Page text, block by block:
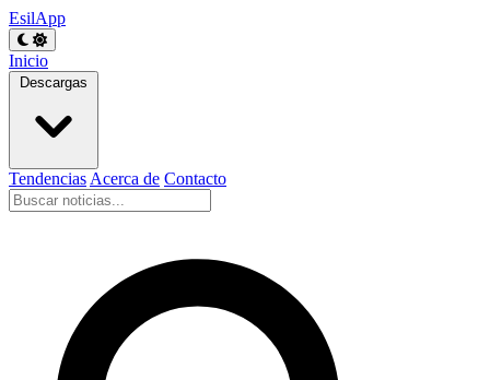
EsilApp
Inicio
Descargas
Tendencias Acerca de Contacto